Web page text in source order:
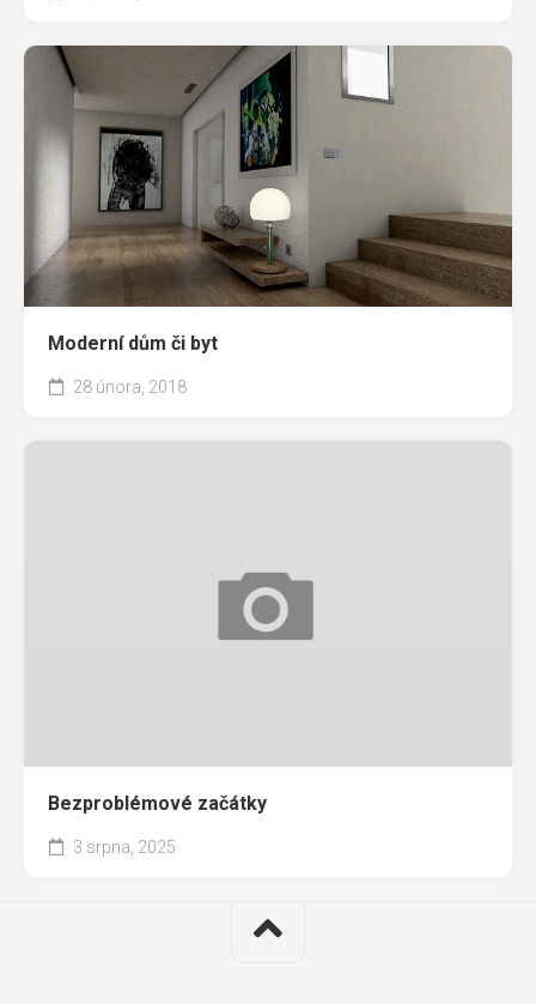
Moderní dům či byt
28 února, 2018
Bezproblémové začátky
3 srpna, 2025